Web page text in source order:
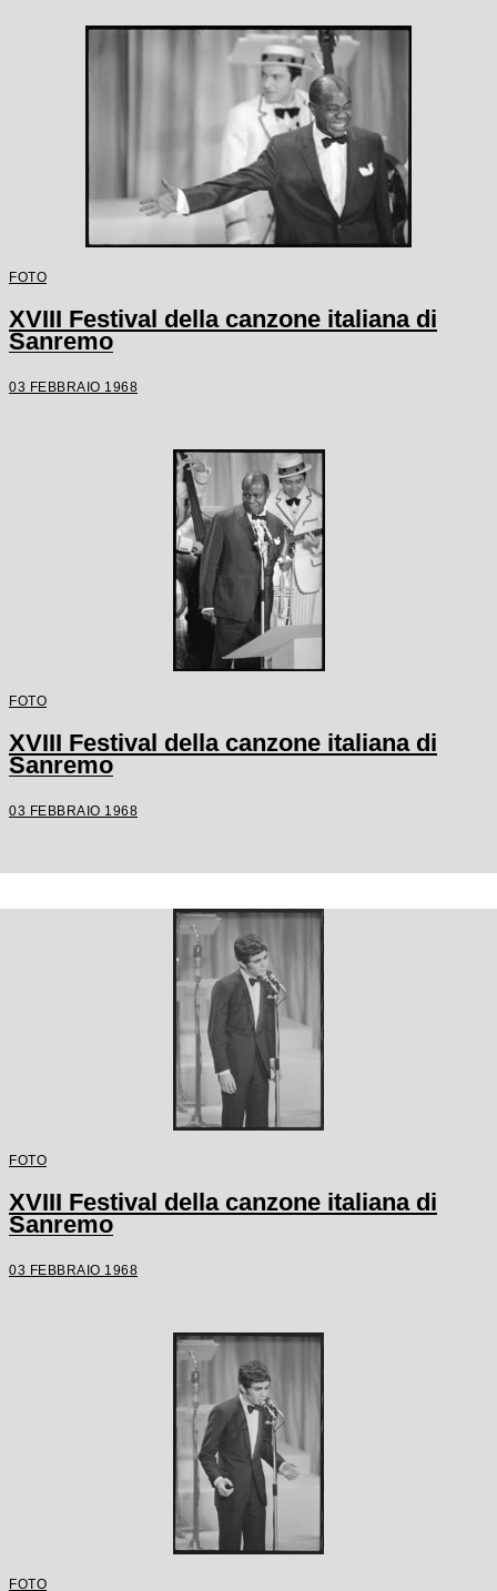
FOTO
XVIII Festival della canzone italiana di
Sanremo
03 FEBBRAIO 1968
FOTO
XVIII Festival della canzone italiana di
Sanremo
03 FEBBRAIO 1968
FOTO
XVIII Festival della canzone italiana di
Sanremo
03 FEBBRAIO 1968
FOTO